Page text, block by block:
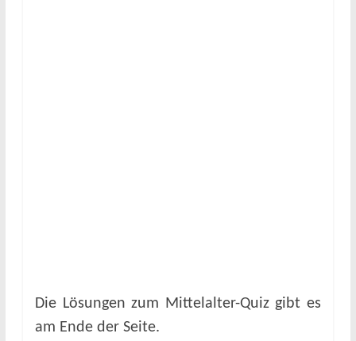
Die Lösungen zum Mittelalter-Quiz gibt es
am Ende der Seite.